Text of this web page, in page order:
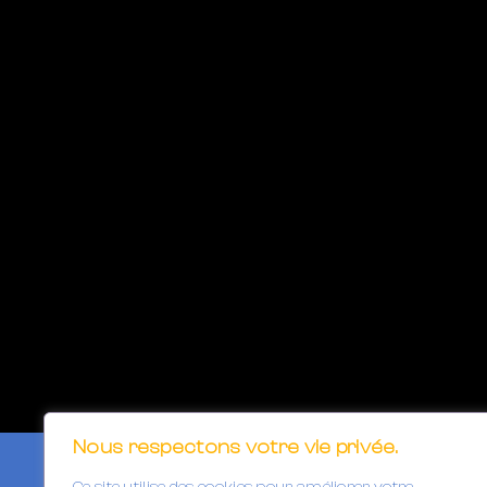
Nous respectons votre vie privée.